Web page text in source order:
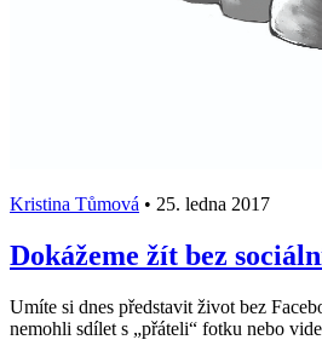
Kristina Tůmová • 25. ledna 2017
Dokážeme žít bez
Umíte si dnes představit život bez
nemohli sdílet s „přáteli“ fotku nebo